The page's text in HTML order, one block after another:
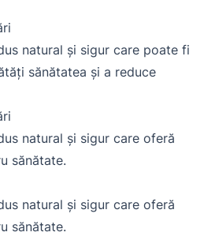
natural și sigur care poate fi
sănătatea și a reduce
natural și sigur care oferă
sănătate.
natural și sigur care oferă
sănătate.